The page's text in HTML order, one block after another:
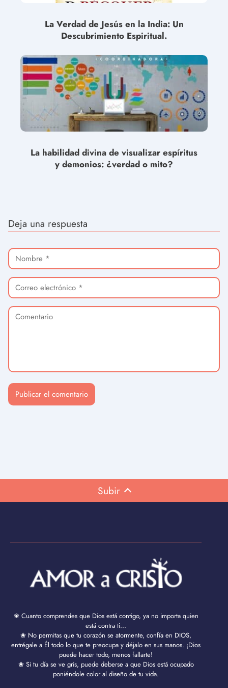
La Verdad de Jesús en la India: Un
Descubrimiento Espiritual.
La habilidad divina de visualizar espíritus
y demonios: ¿verdad o mito?
Deja una respuesta
Subir
❀ Cuanto comprendes que Dios está contigo, ya no importa quien
está contra ti...
❀ No permitas que tu corazón se atormente, confía en DIOS,
entrégale a Él todo lo que te preocupa y déjalo en sus manos. ¡Dios
puede hacer todo, menos fallarte!
❀ Si tu día se ve gris, puede deberse a que Dios está ocupado
poniéndole color al diseño de tu vida.